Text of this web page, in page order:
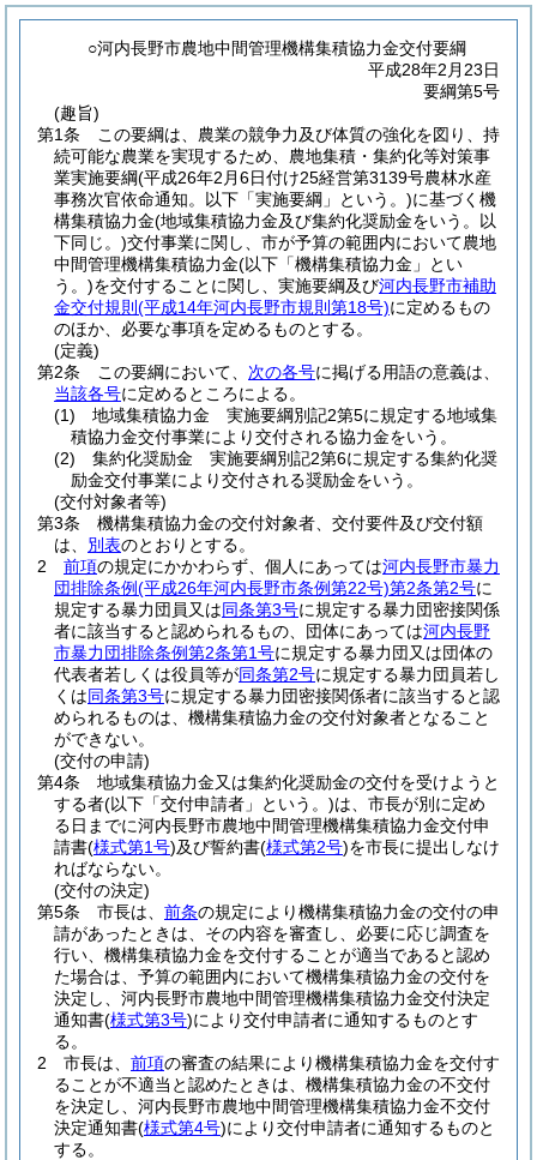
○河内長野市農地中間管理機構集積協力金交付要綱
平成28年2月23日
要綱第5号
(趣旨)
第1条
この要綱は、農業の競争力及び体質の強化を図り、持
続可能な農業を実現するため、農地集積・集約化等対策事
業実施要綱(平成26年2月6日付け25経営第3139号農林水産
事務次官依命通知。以下「実施要綱」という。)に基づく機
構集積協力金(地域集積協力金及び集約化奨励金をいう。以
下同じ。)交付事業に関し、市が予算の範囲内において農地
中間管理機構集積協力金(以下「機構集積協力金」とい
う。)を交付することに関し、実施要綱及び河内長野市補助
金交付規則 (平成14年河内長野市規則第18号)に定めるもの
のほか、必要な事項を定めるものとする。
(定義)
第2条
この要綱において、 次の各号に掲げる用語の意義は、
当該各号に定めるところによる。
(1)
地域集積協力金 実施要綱別記2第5に規定する地域集
積協力金交付事業により交付される協力金をいう。
(2)
集約化奨励金 実施要綱別記2第6に規定する集約化奨
励金交付事業により交付される奨励金をいう。
(交付対象者等)
第3条
機構集積協力金の交付対象者、交付要件及び交付額
は、 別表のとおりとする。
2
前項の規定にかかわらず、個人にあっては河内長野市暴力
団排除条例(平成26年河内長野市条例第22号)第2条第2号に
規定する暴力団員又は同条第3号に規定する暴力団密接関係
者に該当すると認められるもの、団体にあっては河内長野
市暴力団排除条例第2条第1号に規定する暴力団又は団体の
代表者若しくは役員等が同条第2号に規定する暴力団員若し
くは同条第3号に規定する暴力団密接関係者に該当すると認
められるものは、機構集積協力金の交付対象者となること
ができない。
(交付の申請)
第4条
地域集積協力金又は集約化奨励金の交付を受けようと
する者(以下「交付申請者」という。)は、市長が別に定め
る日までに河内長野市農地中間管理機構集積協力金交付申
請書(様式第1号)及び誓約書(様式第2号)を市長に提出しなけ
ればならない。
(交付の決定)
第5条
市長は、 前条の規定により機構集積協力金の交付の申
請があったときは、その内容を審査し、必要に応じ調査を
行い、機構集積協力金を交付することが適当であると認め
た場合は、予算の範囲内において機構集積協力金の交付を
決定し、河内長野市農地中間管理機構集積協力金交付決定
通知書(様式第3号)により交付申請者に通知するものとす
る。
2
市長は、 前項の審査の結果により機構集積協力金を交付す
ることが不適当と認めたときは、機構集積協力金の不交付
を決定し、河内長野市農地中間管理機構集積協力金不交付
決定通知書(様式第4号)により交付申請者に通知するものと
する。